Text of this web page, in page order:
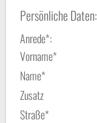
Persönliche Daten:
Anrede*:
Vorname*
Name*
Zusatz
Straße*